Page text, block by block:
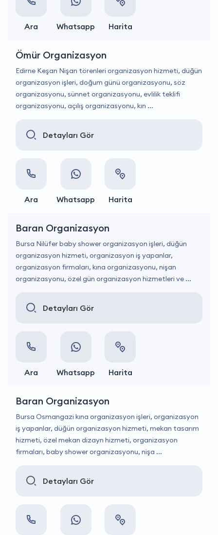
Ara Whatsapp Harita
Ömür Organizasyon
Edirne Keşan Nişan törenleri organizasyon hizmeti, düğün
organizasyon işleri, doğum günü organizasyonu, söz
organizasyonu, sünnet organizasyonu, evlilik teklifi
organizasyonu, açılış organizasyonu, kın ...
Detayları Gör
Ara Whatsapp Harita
Baran Organizasyon
Bursa Nilüfer baby shower organizasyon işleri, düğün
organizasyon hizmeti, organizasyon iş yapanlar,
organizasyon firmaları, kına organizasyonu, nişan
organizasyonu, özel gün organizasyon hizmetleri ve ...
Detayları Gör
Ara Whatsapp Harita
Baran Organizasyon
Bursa Osmangazi kına organizasyon işleri, organizasyon
iş yapanlar, düğün organizasyon hizmeti, mekan tasarım
hizmeti, özel mekan dizayn hizmeti, organizasyon
firmaları, baby shower organizasyonu, nişa ...
Detayları Gör